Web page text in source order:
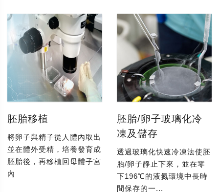
胚胎移植
將卵子與精子從人體內取出
並在體外受精，培養發育成
胚胎後，再移植回母體子宮
內
胚胎/卵子玻璃化冷
凍及儲存
透過玻璃化快速冷凍法使胚
胎/卵子靜止下來，並在零
下196℃的液氮環境中長時
間保存的一...